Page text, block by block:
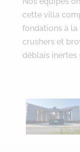
cette villa
fondations à
crushers et
déblais inertes